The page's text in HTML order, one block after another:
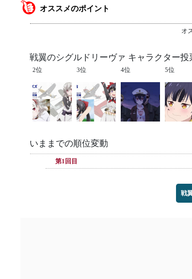
オススメのポイント
オ
戦翼のシグルドリーヴァ キャラクター投
2位 3位 4位 5位
いままでの順位変動
第1回目
戦